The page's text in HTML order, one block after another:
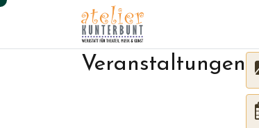
Veranstaltungen